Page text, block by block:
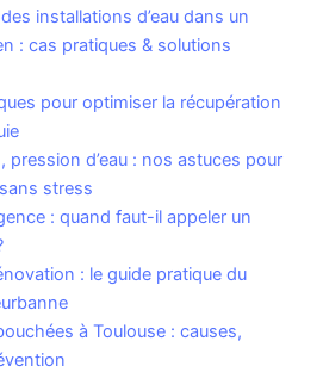
installations d’eau dans un
: cas pratiques & solutions
pour optimiser la récupération
pression d’eau : nos astuces pour
stress
: quand faut-il appeler un
: le guide pratique du
à Toulouse : causes,